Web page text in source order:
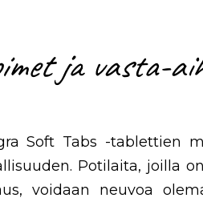
ja vasta-
Soft Tabs -tablettien
Potilaita, joilla
voidaan neuvoa